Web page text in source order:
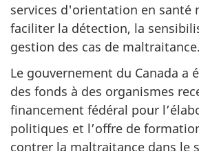
services d'orientation en santé
faciliter la détection, la
gestion des cas de maltraitance.
Le gouvernement du Canada a
des fonds à des organismes
financement fédéral pour
politiques et l’offre de
contrer la maltraitance dans le